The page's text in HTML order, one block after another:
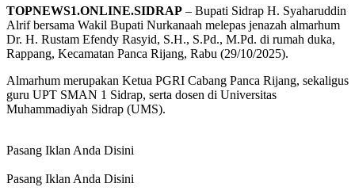
TOPNEWS1.ONLINE.SIDRAP – Bupati Sidrap H. Syaharuddin
Alrif bersama Wakil Bupati Nurkanaah melepas jenazah almarhum
Dr. H. Rustam Efendy Rasyid, S.H., S.Pd., M.Pd. di rumah duka,
Rappang, Kecamatan Panca Rijang, Rabu (29/10/2025).
Almarhum merupakan Ketua PGRI Cabang Panca Rijang, sekaligus
guru UPT SMAN 1 Sidrap, serta dosen di Universitas
Muhammadiyah Sidrap (UMS).
Pasang Iklan Anda Disini
Pasang Iklan Anda Disini